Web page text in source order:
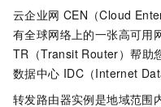
云企业网 CEN（Cloud
有全球网络上的一张高可用
TR（Transit Router）帮助
数据中心 IDC（Internet
转发路由器实例是地域范围